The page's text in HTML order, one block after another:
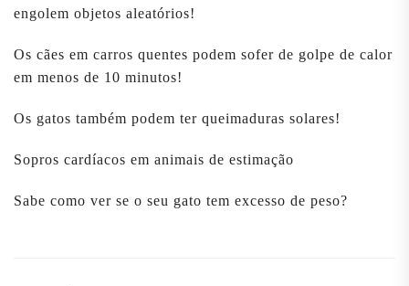
engolem objetos aleatórios!
Os cães em carros quentes podem sofer de golpe de calor
em menos de 10 minutos!
Os gatos também podem ter queimaduras solares!
Sopros cardíacos em animais de estimação
Sabe como ver se o seu gato tem excesso de peso?